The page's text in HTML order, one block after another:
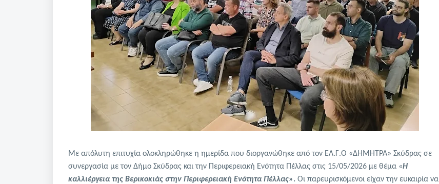
Με απόλυτη επιτυχία ολοκληρώθηκε η ημερίδα που διοργανώθηκε από τον ΕΛ.Γ.Ο «ΔΗΜΗΤΡΑ» Σκύδρας σε
συνεργασία με τον Δήμο Σκύδρας και την Περιφερειακή Ενότητα Πέλλας στις 15/05/2026 με θέμα «Η
καλλιέργεια της Βερικοκιάς στην Περιφερειακή Ενότητα Πέλλας». Οι παρευρισκόμενοι είχαν την ευκαιρία να